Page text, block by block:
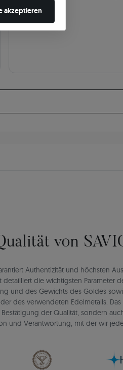
von
Authentizität und höchsten
die wichtigsten Parameter
und des Gewichts des Goldes
des verwendeten Edelmetalls. Das
der Qualität, sondern
und Verantwortung, mit der wir
akzeptieren